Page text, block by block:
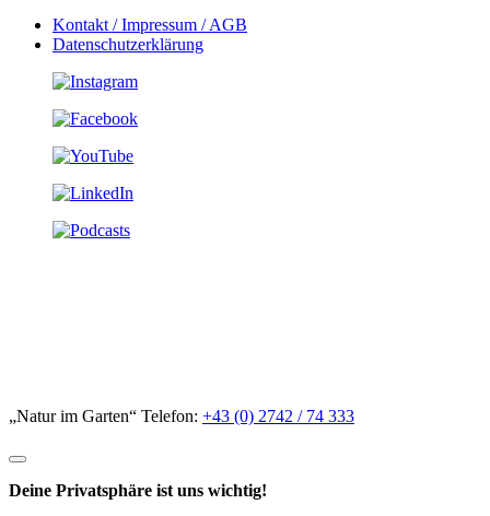
Kontakt / Impressum / AGB
Datenschutzerklärung
„Natur im Garten“ Telefon: +43 (0) 2742 / 74 333
Deine Privatsphäre ist uns wichtig!